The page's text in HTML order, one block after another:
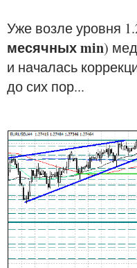
Уже возле уровня
месячных min)
и началась
до сих пор...